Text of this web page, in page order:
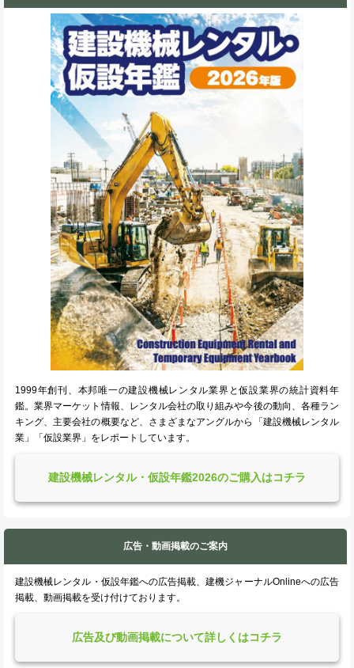
1999年創刊、本邦唯一の建設機械レンタル業界と仮設業界の統計資料年
鑑。業界マーケット情報、レンタル会社の取り組みや今後の動向、各種ラン
キング、主要会社の概要など、さまざまなアングルから「建設機械レンタル
業」「仮設業界」をレポートしています。
建設機械レンタル・仮設年鑑2026のご購入はコチラ
広告・動画掲載のご案内
建設機械レンタル・仮設年鑑への広告掲載、建機ジャーナルOnlineへの広告
掲載、動画掲載を受け付けております。
広告及び動画掲載について詳しくはコチラ